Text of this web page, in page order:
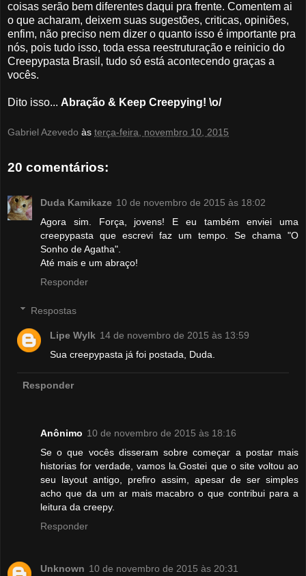
coisas serão bem diferentes daqui pra frente. Comentem ai
o que acharam, deixem suas sugestões, criticas, opiniões,
enfim, não preciso nem dizer o quanto isso é importante pra
nós, pois tudo isso, toda essa reestruturação e reinicio do
Creepypasta Brasil, tudo só está acontecendo graças a
vocês.
Dito isso... Abração & Keep Creepying! \o/
Gabriel Azevedo às terça-feira, novembro 10, 2015
20 comentários:
Duda Kamikaze 10 de novembro de 2015 às 18:02
Agora sim. Força, jovens! E eu também enviei uma
creepypasta que escrevi faz um tempo. Se chama "O
Sonho de Agatha".
Até mais e um abraço!
Responder
Respostas
Lipe Wylk 14 de novembro de 2015 às 13:59
Sua creepypasta já foi postada, Duda.
Responder
Anônimo 10 de novembro de 2015 às 18:16
Se o que vocês disseram sobre começar a postar mais
historias for verdade, vamos la.Gostei que o site voltou ao
seu layout antigo, prefiro assim, apesar de ser simples
acho que da um ar mais macabro o que contribui para a
leitura da creepy.
Responder
Unknown 10 de novembro de 2015 às 20:31